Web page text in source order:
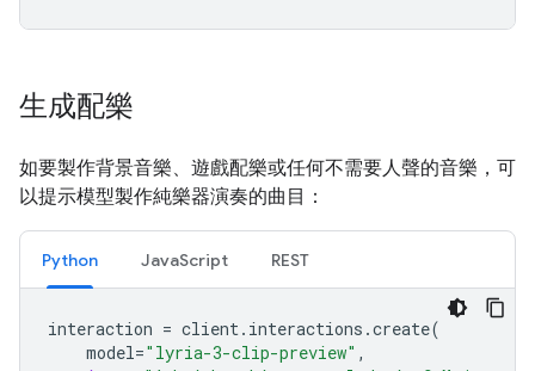
生成配樂
如要製作背景音樂、遊戲配樂或任何不需要人聲的音樂，可
以提示模型製作純樂器演奏的曲目：
Python JavaScript REST
interaction = client. interactions .create(
model="lyria-3-clip-preview" ,